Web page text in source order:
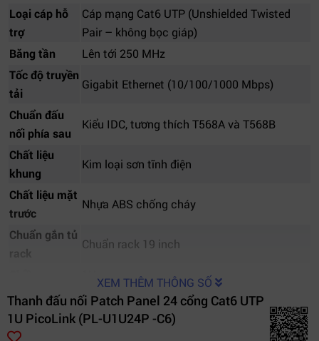
Loại cáp hỗ
trợ
Cáp mạng Cat6 UTP (Unshielded Twisted
Pair – không bọc giáp)
Băng tần
Lên tới 250 MHz
Tốc độ truyền
tải
Gigabit Ethernet (10/100/1000 Mbps)
Chuẩn đấu
nối phía sau
Kiểu IDC, tương thích T568A và T568B
Chất liệu
khung
Kim loại sơn tĩnh điện
Chất liệu mặt
trước
Nhựa ABS chống cháy
Chuẩn gắn tủ
rack
Chuẩn rack 19 inch
Môi trường
sử dụng
Văn phòng, trung tâm dữ liệu, showroom,
trường học, hệ thống camera CCTV
XEM THÊM THÔNG SỐ
Thanh đấu nối Patch Panel 24 cổng Cat6 UTP
1U PicoLink (PL-U1U24P -C6)